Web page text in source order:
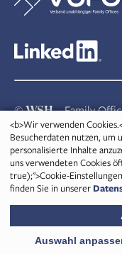
©WSH– Family
Niederrheinstraße
40474 Düsseldorf
Deutschland
Telefon: 0211 51 34
Telefax: 0211 51 34 24-
E-Mail:
info@w-s-h.com
<b>Wir verwenden
Besucherdaten nutzen, um
personalisierte Inhalte
uns verwendeten Cookies
true);">Cookie-
finden Sie in unserer
Auswahl